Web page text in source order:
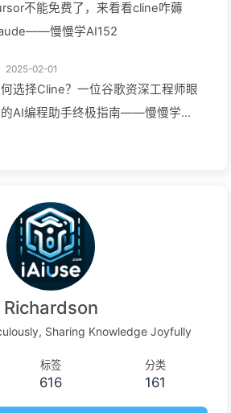
不能免费了，来看看cline咋薅
慢慢学AI152
2025-02-01
选择Cline？一位谷歌资深工程师眼
AI编程助手终极指南——慢慢学
Richardson
Sharing Knowledge Joyfully
标签
616
分类
161